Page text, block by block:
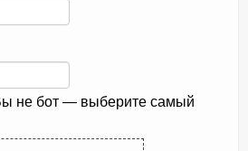
не бот — выберите самый